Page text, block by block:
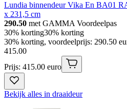
Lundia binnendeur Vika En BA01
x 231,5 cm
290.50 met GAMMA Voordeelpas
30% korting30% korting
30% korting, voordeelprijs: 290.50
415.00
Prijs: 415.00 euro
Bekijk alles in draaideur